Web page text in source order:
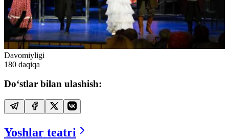
Davomiyligi
180 daqiqa
Do‘stlar bilan ulashish:
Yoshlar teatri